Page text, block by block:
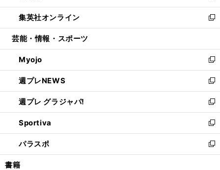
開
く
ウ
で
開
ン
ド
ウ
開
く
ウ
ィ
ン
ウ
で
開
く
し
い
ウ
ン
ド
ウ
で
開
く
集英社オンライン
新
し
ウ
ィ
ン
ド
ウ
で
開
く
芸能・情報・スポーツ
Myojo
新
し
い
ウ
ィ
ン
ド
ウ
で
開
週プレNEWS
新
し
い
ウ
ィ
ン
ド
ウ
週プレ グラジャパ!
新
し
い
ウ
ィ
ン
Sportiva
新
し
い
ウ
パラスポ
新
し
書籍